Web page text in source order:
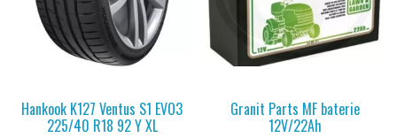
Hankook K127 Ventus S1 EVO3
225/40 R18 92 Y XL
Granit Parts MF baterie
12V/22Ah